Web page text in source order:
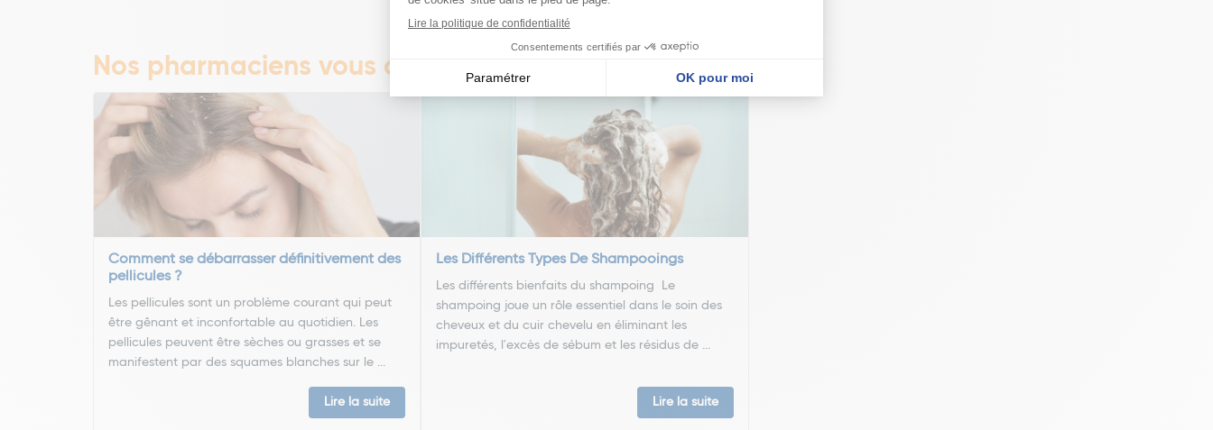
Nos pharmaciens vous conseillent
Comment se débarrasser définitivement des
pellicules ?
Les pellicules sont un problème courant qui peut
être gênant et inconfortable au quotidien. Les
pellicules peuvent être sèches ou grasses et se
manifestent par des squames blanches sur le ...
Lire la suite
Les Différents Types De Shampooings
Les différents bienfaits du shampoing Le
shampoing joue un rôle essentiel dans le soin des
cheveux et du cuir chevelu en éliminant les
impuretés, l'excès de sébum et les résidus de ...
Lire la suite